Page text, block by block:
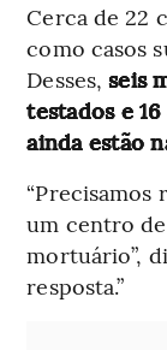
Cerca de 22
como casos
Desses,seis
testados e
ainda estão
“Precisamos
um centro
mortuário”,
resposta.”